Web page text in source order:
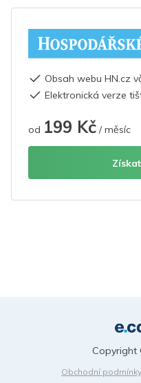
Obsah webu HN.cz
Elektronická verze
od 199 Kč / měsíc
Obchodní podmínky
Copyright